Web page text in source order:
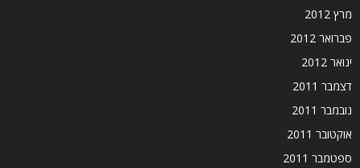
מרץ 2012
פברואר 2012
ינואר 2012
דצמבר 2011
נובמבר 2011
אוקטובר 2011
ספטמבר 2011